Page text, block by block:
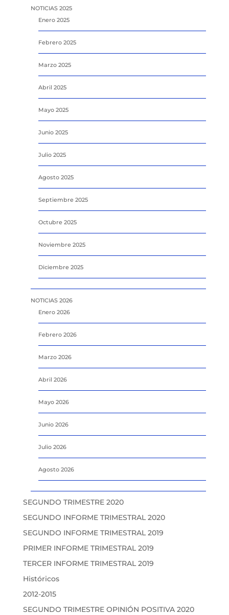
NOTICIAS 2025
Enero 2025
Febrero 2025
Marzo 2025
Abril 2025
Mayo 2025
Junio 2025
Julio 2025
Agosto 2025
Septiembre 2025
Octubre 2025
Noviembre 2025
Diciembre 2025
NOTICIAS 2026
Enero 2026
Febrero 2026
Marzo 2026
Abril 2026
Mayo 2026
Junio 2026
Julio 2026
Agosto 2026
SEGUNDO TRIMESTRE 2020
SEGUNDO INFORME TRIMESTRAL 2020
SEGUNDO INFORME TRIMESTRAL 2019
PRIMER INFORME TRIMESTRAL 2019
TERCER INFORME TRIMESTRAL 2019
Históricos
2012-2015
SEGUNDO TRIMESTRE OPINIÓN POSITIVA 2020